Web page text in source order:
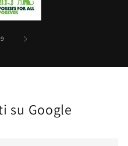
su Google